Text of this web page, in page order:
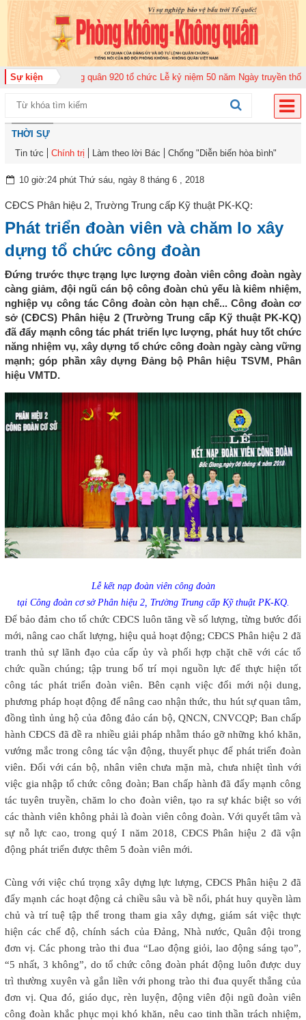
Sự kiện
đoàn Không quân 920 tổ chức Lễ kỷ niệm 50 năm Ngày truyền thống
THỜI SỰ
Tin tức
Chính trị Làm theo lời Bác Chống "Diễn biến hòa bình"
10 giờ:24 phút Thứ sáu, ngày 8 tháng 6 , 2018
CĐCS Phân hiệu 2, Trường Trung cấp Kỹ thuật PK-KQ:
Phát triển đoàn viên và chăm lo xây
dựng tổ chức công đoàn
Đứng trước thực trạng lực lượng đoàn viên công đoàn ngày
càng giảm, đội ngũ cán bộ công đoàn chủ yếu là kiêm nhiệm,
nghiệp vụ công tác Công đoàn còn hạn chế... Công đoàn cơ
sở (CĐCS) Phân hiệu 2 (Trường Trung cấp Kỹ thuật PK-KQ)
đã đẩy mạnh công tác phát triển lực lượng, phát huy tốt chức
năng nhiệm vụ, xây dựng tổ chức công đoàn ngày càng vững
mạnh; góp phần xây dựng Đảng bộ Phân hiệu TSVM, Phân
hiệu VMTD.
Lễ kết nạp đoàn viên công đoàn
tại Công đoàn cơ sở Phân hiệu 2, Trường Trung cấp Kỹ thuật PK-KQ.
Để bảo đảm cho tổ chức CĐCS luôn tăng về số lượng, từng bước đổi
mới, nâng cao chất lượng, hiệu quả hoạt động; CĐCS Phân hiệu 2 đã
tranh thủ sự lãnh đạo của cấp ủy và phối hợp chặt chẽ với các tổ
chức quần chúng; tập trung bố trí mọi nguồn lực để thực hiện tốt
công tác phát triển đoàn viên. Bên cạnh việc đổi mới nội dung,
phương pháp hoạt động để nâng cao nhận thức, thu hút sự quan tâm,
đồng tình ủng hộ của đông đảo cán bộ, QNCN, CNVCQP; Ban chấp
hành CĐCS đã đề ra nhiều giải pháp nhằm tháo gỡ những khó khăn,
vướng mắc trong công tác vận động, thuyết phục để phát triển đoàn
viên. Đối với cán bộ, nhân viên chưa mặn mà, chưa nhiệt tình với
việc gia nhập tổ chức công đoàn; Ban chấp hành đã đẩy mạnh công
tác tuyên truyền, chăm lo cho đoàn viên, tạo ra sự khác biệt so với
các thành viên không phải là đoàn viên công đoàn. Với quyết tâm và
sự nỗ lực cao, trong quý I năm 2018, CĐCS Phân hiệu 2 đã vận
động phát triển được thêm 5 đoàn viên mới.
Cùng với việc chú trọng xây dựng lực lượng, CĐCS Phân hiệu 2 đã
đẩy mạnh các hoạt động cả chiều sâu và bề nổi, phát huy quyền làm
chủ và trí tuệ tập thể trong tham gia xây dựng, giám sát việc thực
hiện các chế độ, chính sách của Đảng, Nhà nước, Quân đội trong
đơn vị. Các phong trào thi đua “Lao động giỏi, lao động sáng tạo”,
“5 nhất, 3 không”, do tổ chức công đoàn phát động luôn được duy
trì thường xuyên và gắn liền với phong trào thi đua quyết thắng của
đơn vị. Qua đó, giáo dục, rèn luyện, động viên đội ngũ đoàn viên
công đoàn khắc phục mọi khó khăn, nêu cao tinh thần trách nhiệm,